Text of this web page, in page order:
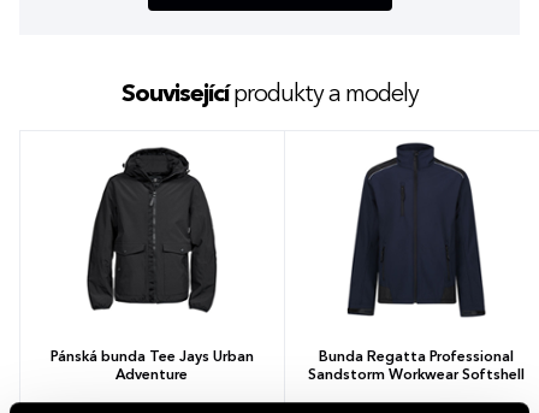
Souvisejícíprodukty a modely
Pánská bunda Tee Jays Urban
Adventure
Bunda Regatta Professional
Sandstorm Workwear Softshell